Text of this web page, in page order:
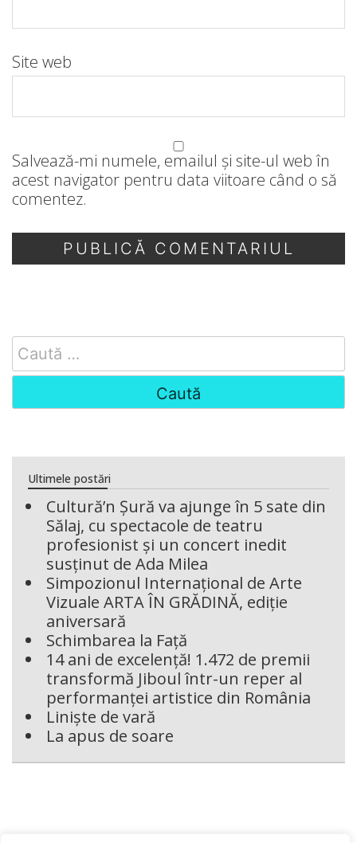
Site web
Salvează-mi numele, emailul și site-ul web în
acest navigator pentru data viitoare când o să
comentez.
Search
for:
Ultimele postări
Cultură’n Șură va ajunge în 5 sate din
Sălaj, cu spectacole de teatru
profesionist și un concert inedit
susținut de Ada Milea
Simpozionul Internațional de Arte
Vizuale ARTA ÎN GRĂDINĂ, ediție
aniversară
Schimbarea la Față
14 ani de excelență! 1.472 de premii
transformă Jiboul într-un reper al
performanței artistice din România
Liniște de vară
La apus de soare